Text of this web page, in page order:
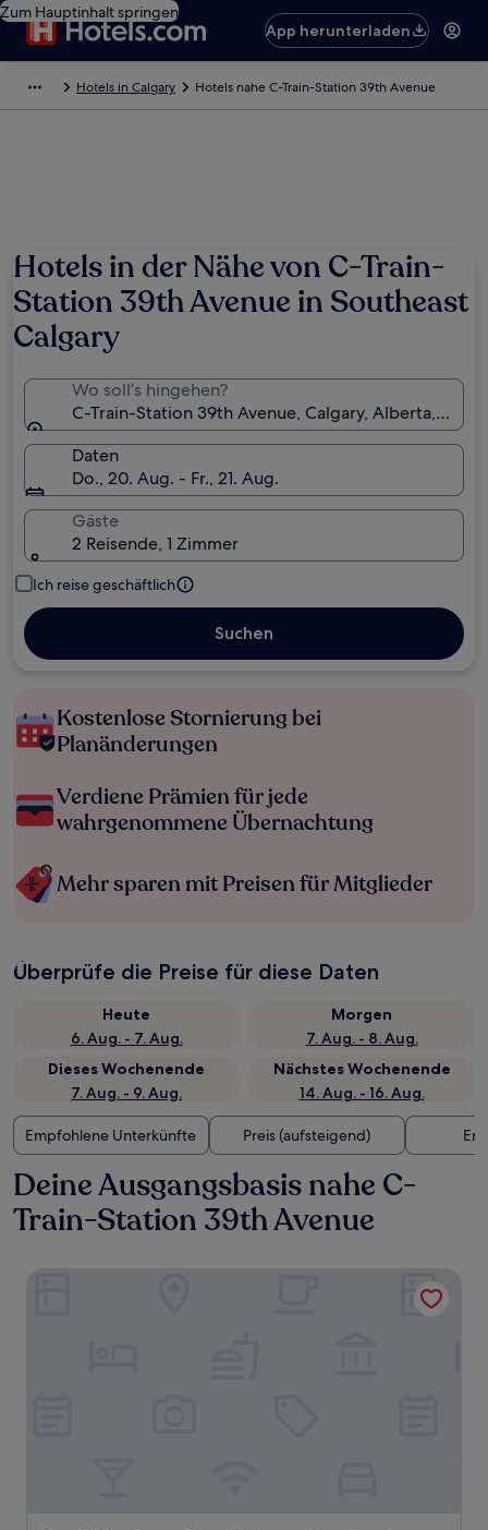
Zum Hauptinhalt springen
App herunterladen
Hotels in Calgary Hotels nahe C-Train-Station 39th Avenue
Hotels in der Nähe von C-Train-
Station 39th Avenue in Southeast
Calgary
Wo soll’s hingehen?
C-Train-Station 39th Avenue, Calgary, Alberta,
Daten
Do., 20. Aug. - Fr., 21. Aug.
Gäste
2 Reisende, 1 Zimmer
Ich reise geschäftlich
Suchen
Kostenlose Stornierung bei
Planänderungen
Verdiene Prämien für jede
wahrgenommene Übernachtung
Mehr sparen mit Preisen für Mitglieder
Überprüfe die Preise für diese Daten
Heute
6. Aug. - 7. Aug.
Morgen
7. Aug. - 8. Aug.
Dieses Wochenende
7. Aug. - 9. Aug.
Nächstes Wochenende
14. Aug. - 16. Aug.
Empfohlene Unterkünfte Preis (aufsteigend)
Deine Ausgangsbasis nahe C-
Train-Station 39th Avenue